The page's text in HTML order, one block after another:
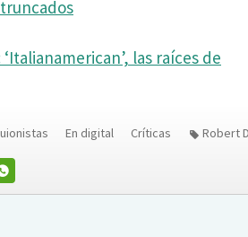
las raíces de
En digital Críticas Robert